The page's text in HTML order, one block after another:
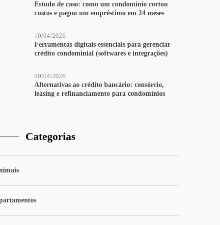
Estudo de caso: como um condomínio cortou
custos e pagou um empréstimo em 24 meses
10/04/2026
Ferramentas digitais essenciais para gerenciar
crédito condominial (softwares e integrações)
09/04/2026
Alternativas ao crédito bancário: consórcio,
leasing e refinanciamento para condomínios
Categorias